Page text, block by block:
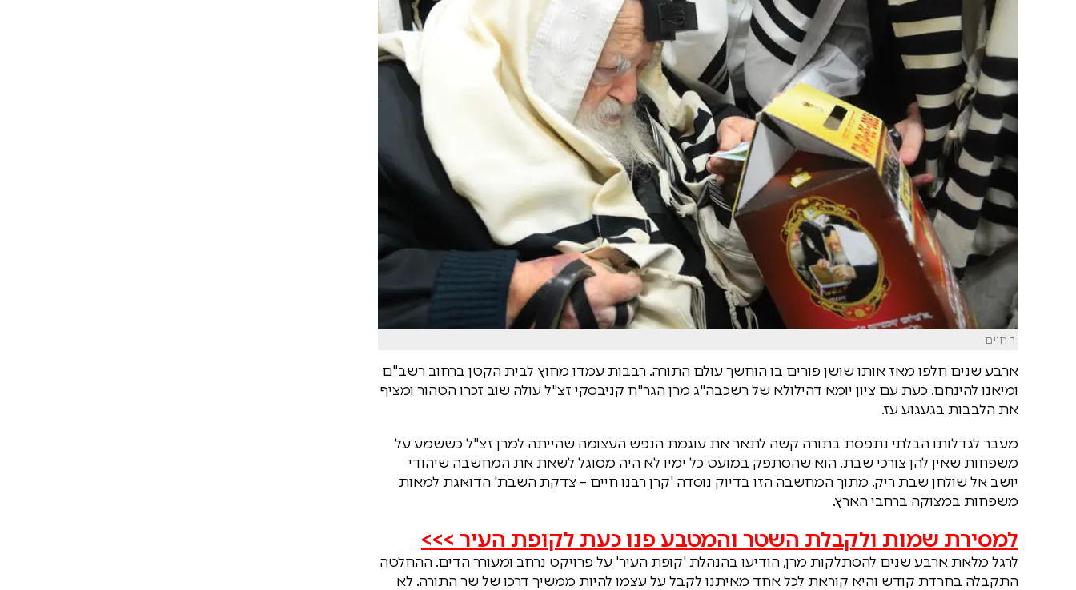
ר חיים
ארבע שנים חלפו מאז אותו שושן פורים בו הוחשך עולם התורה. רבבות עמדו מחוץ לבית הקטן ברחוב רשב"ם
ומיאנו להינחם. כעת עם ציון יומא דהילולא של רשכבה"ג מרן הגר"ח קניבסקי זצ"ל עולה שוב זכרו הטהור ומציף
את הלבבות בגעגוע עז.
מעבר לגדלותו הבלתי נתפסת בתורה קשה לתאר את עוגמת הנפש העצומה שהייתה למרן זצ"ל כששמע על
משפחות שאין להן צורכי שבת. הוא שהסתפק במועט כל ימיו לא היה מסוגל לשאת את המחשבה שיהודי
יושב אל שולחן שבת ריק. מתוך המחשבה הזו בדיוק נוסדה 'קרן רבנו חיים – צדקת השבת' הדואגת למאות
משפחות במצוקה ברחבי הארץ.
למסירת שמות ולקבלת השטר והמטבע פנו כעת לקופת העיר >>>
לרגל מלאת ארבע שנים להסתלקות מרן, הודיעו בהנהלת 'קופת העיר' על פרויקט נרחב ומעורר הדים. ההחלטה
התקבלה בחרדת קודש והיא קוראת לכל אחד מאיתנו לקבל על עצמו להיות ממשיך דרכו של שר התורה. לא